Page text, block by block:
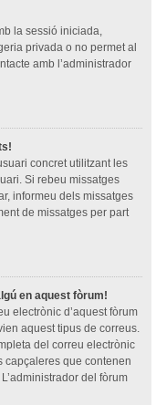
la sessió iniciada,
privada o no permet al
amb l’administrador
concret utilitzant les
Si rebeu missatges
informeu dels missatges
de missatges per part
en aquest fòrum!
electrònic d’aquest fòrum
aquest tipus de correus.
del correu electrònic
capçaleres que contenen
del fòrum